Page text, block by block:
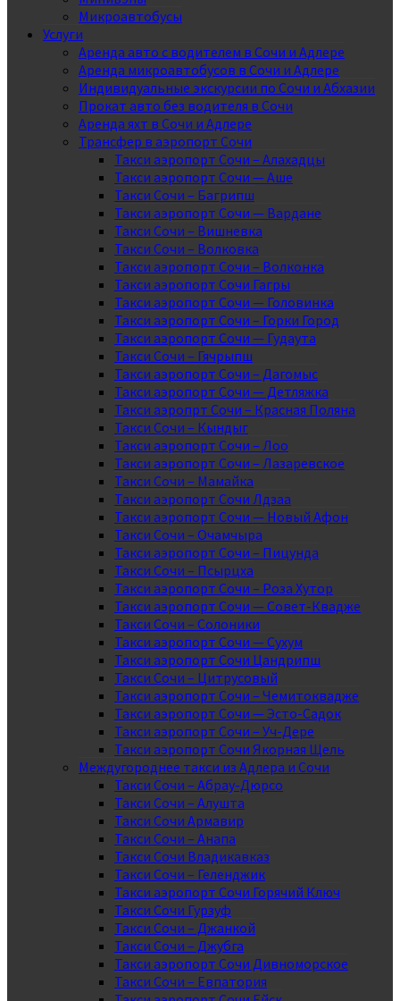
Микроавтобусы
Услуги
Аренда авто с водителем в Сочи и Адлере
Аренда микроавтобусов в Сочи и Адлере
Индивидуальные экскурсии по Сочи и Абхазии
Прокат авто без водителя в Сочи
Аренда яхт в Сочи и Адлере
Трансфер в аэропорт Сочи
Такси аэропорт Сочи – Алахадцы
Такси аэропорт Сочи — Аше
Такси Сочи – Багрипш
Такси аэропорт Сочи — Вардане
Такси Сочи – Вишневка
Такси Сочи – Волковка
Такси аэропорт Сочи – Волконка
Такси аэропорт Сочи Гагры
Такси аэропорт Сочи — Головинка
Такси аэропорт Сочи – Горки Город
Такси аэропорт Сочи — Гудаута
Такси Сочи – Гячрыпш
Такси аэропорт Сочи – Дагомыс
Такси аэропорт Сочи — Детляжка
Такси аэропрт Сочи – Красная Поляна
Такси Сочи – Кындыг
Такси аэропорт Сочи – Лоо
Такси аэропорт Сочи – Лазаревское
Такси Сочи – Мамайка
Такси аэропорт Сочи Лдзаа
Такси аэропорт Сочи — Новый Афон
Такси Сочи – Очамчыра
Такси аэропорт Сочи – Пицунда
Такси Сочи – Псырцха
Такси аэропорт Сочи – Роза Хутор
Такси аэропорт Сочи — Совет-Квадже
Такси Сочи – Солоники
Такси аэропорт Сочи — Сухум
Такси аэропорт Сочи Цандрипш
Такси Сочи – Цитрусовый
Такси аэропорт Сочи – Чемитоквадже
Такси аэропорт Сочи — Эсто-Садок
Такси аэропорт Сочи – Уч-Дере
Такси аэропорт Сочи Якорная Щель
Междугороднее такси из Адлера и Сочи
Такси Сочи – Абрау-Дюрсо
Такси Сочи – Алушта
Такси Сочи Армавир
Такси Сочи – Анапа
Такси Сочи Владикавказ
Такси Сочи – Геленджик
Такси аэропорт Сочи Горячий Ключ
Такси Сочи Гурзуф
Такси Сочи – Джанкой
Такси Сочи – Джубга
Такси аэропорт Сочи Дивноморское
Такси Сочи – Евпатория